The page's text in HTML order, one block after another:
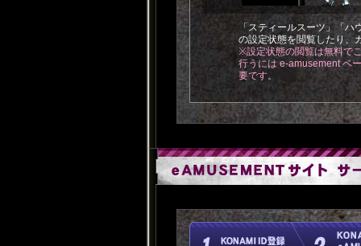
「スティールスーツ」「
の設定状態を閲覧したり、
※設定状態の閲覧は無料で
行うには e-amusement ベ
要です。